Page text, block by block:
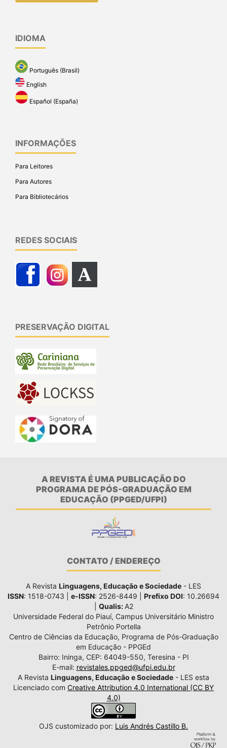
IDIOMA
Português (Brasil)
English
Español (España)
INFORMAÇÕES
Para Leitores
Para Autores
Para Bibliotecários
REDES SOCIAIS
PRESERVAÇÃO DIGITAL
A REVISTA É UMA PUBLICAÇÃO DO
PROGRAMA DE PÓS-GRADUAÇÃO EM
EDUCAÇÃO (PPGED/UFPI)
CONTATO / ENDEREÇO
A Revista Linguagens, Educação e Sociedade - LES
ISSN: 1518-0743 | e-ISSN: 2526-8449 | Prefixo DOI: 10.26694
Qualis: A2
Universidade Federal do Piauí, Campus Universitário Ministro
Petrônio Portella
Centro de Ciências da Educação, Programa de Pós-Graduação
em Educação - PPGEd
Bairro: Ininga, CEP: 64049-550, Teresina - PI
E-mail: revistales.ppged@ufpi.edu.br
A Revista Linguagens, Educação e Sociedade - LES esta
Licenciado com Creative Attribution 4.0 International (CC BY
4.0)
OJS customizado por: Luis Andrés Castillo B.